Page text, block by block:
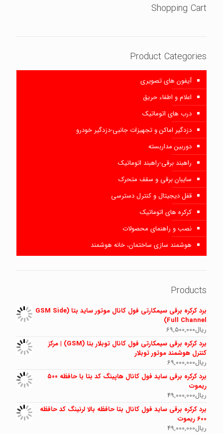
Shopping Cart
Product Categories
آیفون های تصویری
اعلام و اطفاء حریق
درب های اتوماتیک
دزدگیر اماکن و تجهیزات جانبی-دزدگیر خودرو
دوربین مداربسته
راهبند برقی-راهبند اتوماتیک
سایبان برقی و سقف متحرک
قفل دیجیتال و کنترل دسترسی
کرکره های اتوماتیک
نصب و راهنمای محصولات
هوشمند سازی ساختمان، خانه هوشمند
Products
برد کرکره برقی سیمکارتی فول کانال موتور ساید بتا (GSM Side
Full Channel)
ریال69,500,000
برد کرکره برقی سیمکارتی فول کانال توبلار بتا (GSM) | مرکز
کنترل هوشمند موتور توبلار
ریال69,000,000
برد کرکره برقی ساید فول کانال هاپینگ کد بتا با حافظه ۵۰۰
ریموت
ریال49,000,000
برد کرکره برقی ساید فول کانال بتا حافظه بالا لرنینگ کد حافظه
600 ریموت
ریال49,000,000